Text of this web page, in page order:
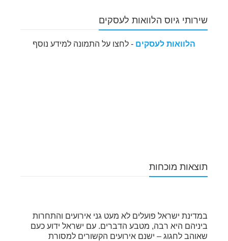
שירותי גיוס הלוואות לעסקים
הלוואות לעסקים - לחצו על התמונה למידע נוסף
תוצאות מוכחות
במדינת ישראל פועלים לא מעט גני אירועים והתחרות
ביניהם היא רבה, מטבע הדברים. עם ישראל ידוע כעם
שאוהב לחגוג – ישנם אירועים הקשורים למסורת